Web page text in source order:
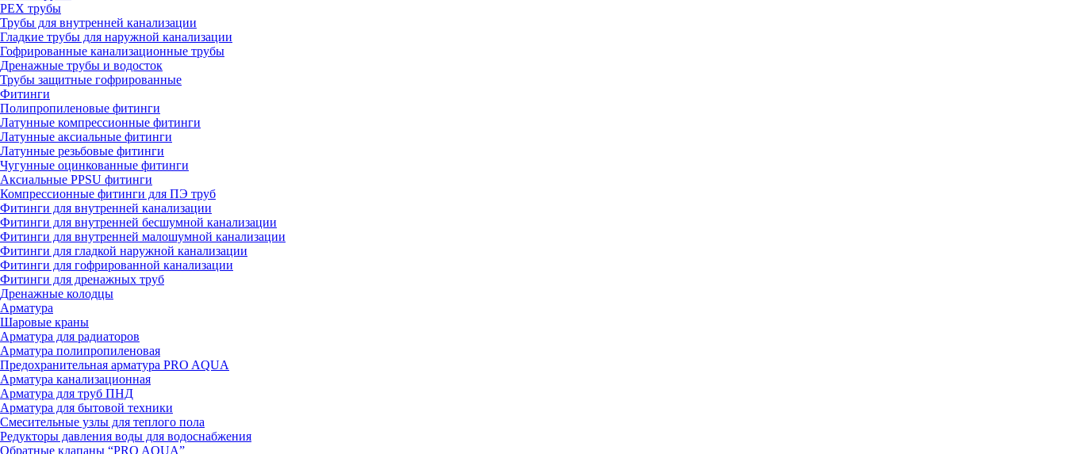
PEX трубы
Трубы для внутренней канализации
Гладкие трубы для наружной канализации
Гофрированные канализационные трубы
Дренажные трубы и водосток
Трубы защитные гофрированные
Фитинги
Полипропиленовые фитинги
Латунные компрессионные фитинги
Латунные аксиальные фитинги
Латунные резьбовые фитинги
Чугунные оцинкованные фитинги
Аксиальные PPSU фитинги
Компрессионные фитинги для ПЭ труб
Фитинги для внутренней канализации
Фитинги для внутренней бесшумной канализации
Фитинги для внутренней малошумной канализации
Фитинги для гладкой наружной канализации
Фитинги для гофрированной канализации
Фитинги для дренажных труб
Дренажные колодцы
Арматура
Шаровые краны
Арматура для радиаторов
Арматура полипропиленовая
Предохранительная арматура PRO AQUA
Арматура канализационная
Арматура для труб ПНД
Арматура для бытовой техники
Смесительные узлы для теплого пола
Редукторы давления воды для водоснабжения
Обратные клапаны “PRO AQUA”